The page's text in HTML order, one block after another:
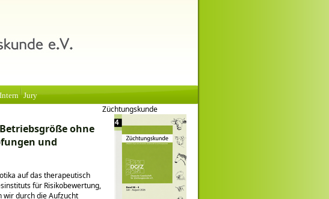
Jury
ohne
und
auf das therapeutisch
für Risikobewertung,
wir durch die Aufzucht
Züchtungskunde